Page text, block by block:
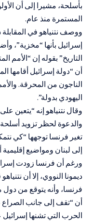
بأسلحة، مشيرا إلى أن
المستمرة منذ عام.
ووصف نتنياهو في
إسرائيل بأنها “مخزية”،
التاريخ” بقوله إن “الأمم
أن “دولة إسرائيل أقامها
الناجون من المحرقة.
اليهودي بدولة”.
وقال نتنياهو إنه “يتعين
والدعوة لحظر تزويد أسلحة
تغير فرنسا توجهها “كي
إلى لبنان ومواضيع
ورغم أن فرنسا زودت
ديمونا النووي، إلا أن
فرنسا، وأنه يتوقع من
أن “تقف إلى جانب الصراع
الحرب التي تشنها